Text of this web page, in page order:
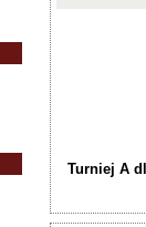
Turniej A